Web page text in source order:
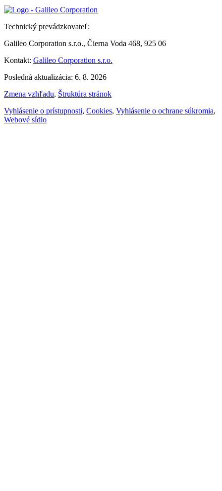
Technický prevádzkovateľ:
Galileo Corporation s.r.o., Čierna Voda 468, 925 06
Kontakt: Galileo Corporation s.r.o.
Posledná aktualizácia: 6. 8. 2026
Zmena vzhľadu, Štruktúra stránok
Vyhlásenie o prístupnosti, Cookies, Vyhlásenie o ochrane súkromia,
Webové sídlo